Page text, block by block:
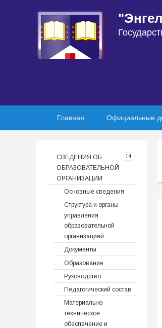
Главная Официальные
14
СВЕДЕНИЯ ОБ
ОБРАЗОВАТЕЛЬНОЙ
ОРГАНИЗАЦИИ
Основные сведения
Структура и органы
управления
образовательной
организацией
Документы
Образование
Руководство
Педагогический состав
Материально-
техническое
обеспечение и